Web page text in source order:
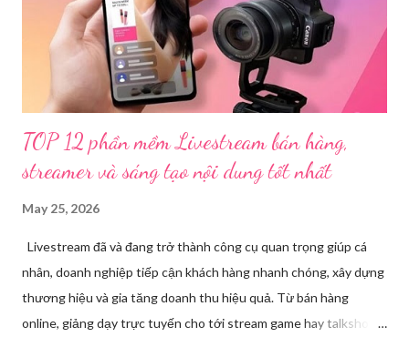
một số đối tượng khác đã tham gia tổ chức livestream nội dung
đồi trụy nhằm mục đích thu lợi. Các đối tượng liên quan gồm
L.V.D (sinh ...
TOP 12 phần mềm Livestream bán hàng,
streamer và sáng tạo nội dung tốt nhất
May 25, 2026
Livestream đã và đang trở thành công cụ quan trọng giúp cá
nhân, doanh nghiệp tiếp cận khách hàng nhanh chóng, xây dựng
thương hiệu và gia tăng doanh thu hiệu quả. Từ bán hàng
online, giảng dạy trực tuyến cho tới stream game hay talkshow,